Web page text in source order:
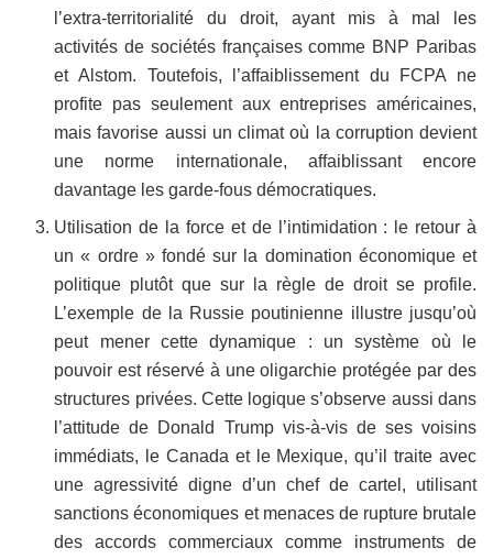
l’extra-territorialité du droit, ayant mis à mal les
activités de sociétés françaises comme BNP Paribas
et Alstom. Toutefois, l’affaiblissement du FCPA ne
profite pas seulement aux entreprises américaines,
mais favorise aussi un climat où la corruption devient
une norme internationale, affaiblissant encore
davantage les garde-fous démocratiques.
Utilisation de la force et de l’intimidation : le retour à
un « ordre » fondé sur la domination économique et
politique plutôt que sur la règle de droit se profile.
L’exemple de la Russie poutinienne illustre jusqu’où
peut mener cette dynamique : un système où le
pouvoir est réservé à une oligarchie protégée par des
structures privées. Cette logique s’observe aussi dans
l’attitude de Donald Trump vis-à-vis de ses voisins
immédiats, le Canada et le Mexique, qu’il traite avec
une agressivité digne d’un chef de cartel, utilisant
sanctions économiques et menaces de rupture brutale
des accords commerciaux comme instruments de